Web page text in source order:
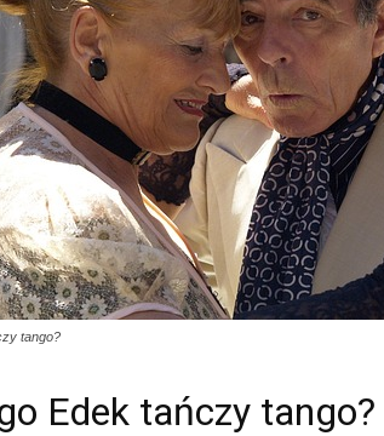
tango?
Edek tańczy tango?